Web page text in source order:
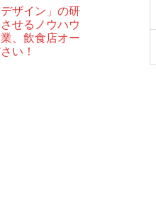
（クゥ
会にお
ザイン」の研
せるノウハウ
、飲食店オー
い！